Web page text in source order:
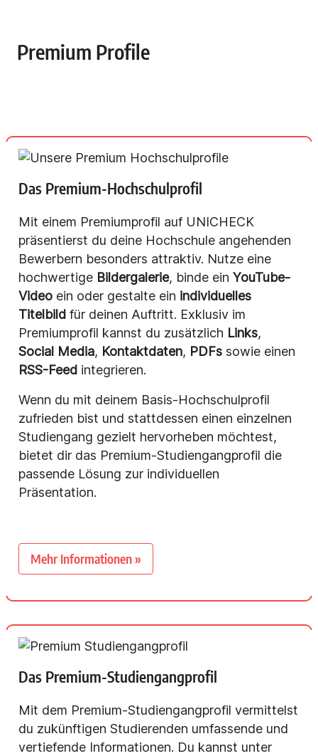
Premium Profile
Das Premium-Hochschulprofil
Mit einem Premiumprofil auf UNICHECK
präsentierst du deine Hochschule angehenden
Bewerbern besonders attraktiv. Nutze eine
hochwertige Bildergalerie, binde ein YouTube-
Video ein oder gestalte ein individuelles
Titelbild für deinen Auftritt. Exklusiv im
Premiumprofil kannst du zusätzlich Links,
Social Media, Kontaktdaten, PDFs sowie einen
RSS-Feed integrieren.
Wenn du mit deinem Basis-Hochschulprofil
zufrieden bist und stattdessen einen einzelnen
Studiengang gezielt hervorheben möchtest,
bietet dir das Premium-Studiengangprofil die
passende Lösung zur individuellen
Präsentation.
Mehr Informationen »
Das Premium-Studiengangprofil
Mit dem Premium-Studiengangprofil vermittelst
du zukünftigen Studierenden umfassende und
vertiefende Informationen. Du kannst unter